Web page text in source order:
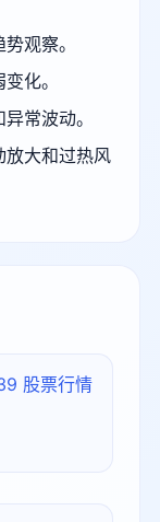
观察。
化。
常波动。
放大和过热风
股票行情